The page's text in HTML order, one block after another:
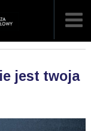
jest twoja